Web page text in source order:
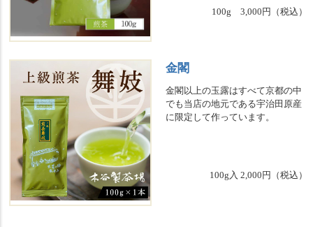
100g 3,000円（税込）
金閣
金閣以上の玉露はすべて京都の中
でも当店の地元である宇治田原産
に限定して作っています。
100g入 2,000円（税込）